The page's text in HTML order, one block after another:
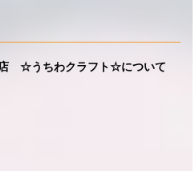
店 ☆うちわクラフト☆について